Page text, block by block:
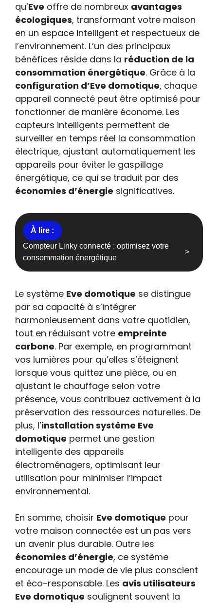
qu’Eve offre de nombreux avantages
écologiques, transformant votre maison
en un espace intelligent et respectueux de
l’environnement. L’un des principaux
bénéfices réside dans la réduction de la
consommation énergétique. Grâce à la
configuration d’Eve domotique, chaque
appareil connecté peut être optimisé pour
fonctionner de manière économe. Les
capteurs intelligents permettent de
surveiller en temps réel la consommation
électrique, ajustant automatiquement les
appareils pour éviter le gaspillage
énergétique, ce qui se traduit par des
économies d’énergie significatives.
Compteur Linky connecté : optimisez votre
consommation énergétique
Le système Eve domotique se distingue
par sa capacité à s’intégrer
harmonieusement dans votre quotidien,
tout en réduisant votre empreinte
carbone. Par exemple, en programmant
vos lumières pour qu’elles s’éteignent
lorsque vous quittez une pièce, ou en
ajustant le chauffage selon votre
présence, vous contribuez activement à la
préservation des ressources naturelles. De
plus, l’installation système Eve
domotique permet une gestion
intelligente des appareils
électroménagers, optimisant leur
utilisation pour minimiser l’impact
environnemental.
En somme, choisir Eve domotique pour
votre maison connectée est un pas vers
un avenir plus durable. Outre les
économies d’énergie, ce système
encourage un mode de vie plus conscient
et éco-responsable. Les avis utilisateurs
Eve domotique soulignent souvent la